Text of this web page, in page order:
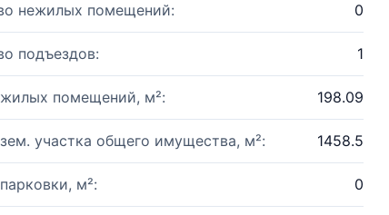
нежилых помещений: 0
подъездов: 1
помещений, м²: 198.09
участка общего имущества, м²: 1458.5
м²: 0